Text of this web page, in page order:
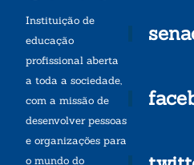
Instituição de
educação
profissional aberta
a toda a sociedade,
com a missão de
desenvolver pessoas
e organizações para
o mundo do